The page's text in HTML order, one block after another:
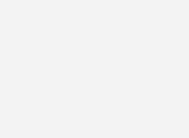
Hand. 1.000 Hektoliter
Mehr gibt die Kapazität
nach der Kundschaft,